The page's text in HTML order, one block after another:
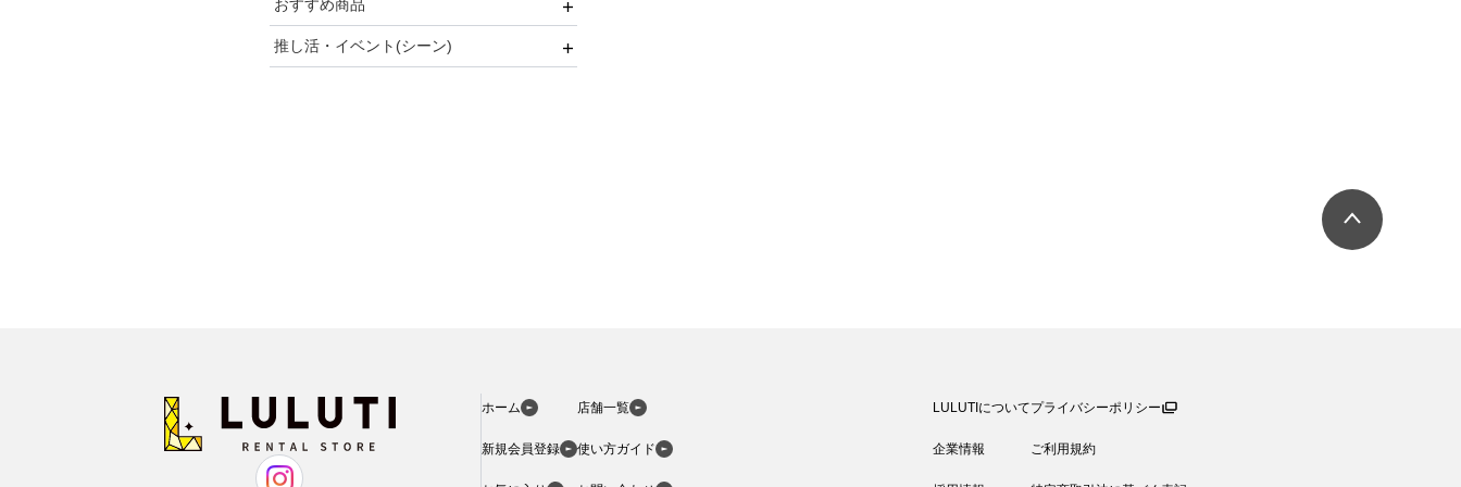
ロング
半袖
5分丈・7分丈
刺繍
ビジュー・スパンコール
春
夏
おすすめ商品
おすすめ商品
推し活・イベント(シーン)
ホーム
新規会員登録
店舗一覧
使い方ガイド
LULUTIについて
企業情報
プライバシーポリシー
ご利用規約